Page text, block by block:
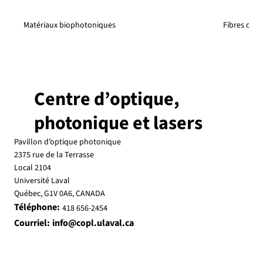
Matériaux biophotoniques Fibres
Centre d’optique,
photonique et lasers
Pavillon d’optique photonique
2375 rue de la Terrasse
Local 2104
Université Laval
Québec, G1V 0A6, CANADA
Téléphone: 418 656-2454
Courriel: info@copl.ulaval.ca